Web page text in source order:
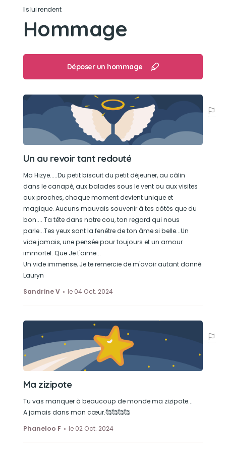
Son caractère
Douce, collineuse, joueuse, dormeuse,
attachante et même pas chiante. Un peu
gourmande
Son jouet préféré
De la petite balle bleu, à la balle de tennis, à ta
petite pieuvre qu'on a tant recousu.....Ton
dinosaure...Des doudous par centaines
Regarder à la fenêtre en tenant uniquement sur
tes pattes arrières...Courir jouet avec famille
amis mais surtout les câlins dans le
canapé..papouilles
Ils lui rendent
Hommage
Déposer un hommage
Un au revoir tant redouté
Ma Hizye.....Du petit biscuit du petit déjeuner, au câlin
dans le canapé, aux balades sous le vent ou aux visites
aux proches, chaque moment devient unique et
magique. Aucuns mauvais souvenir à tes côtés que du
bon.... Ta tête dans notre cou, ton regard qui nous
parle...Tes yeux sont la fenêtre de ton âme si belle...Un
vide jamais, une pensée pour toujours et un amour
immortel. Que Je t'aime...
Un vide immense, Je te remercie de m'avoir autant donné
Lauryn
Sandrine V
le 04 Oct. 2024
Ma zizipote
Tu vas manquer à beaucoup de monde ma zizipote...
A jamais dans mon cœur.🥰🥰🥰🥰
Phaneloo F
le 02 Oct. 2024